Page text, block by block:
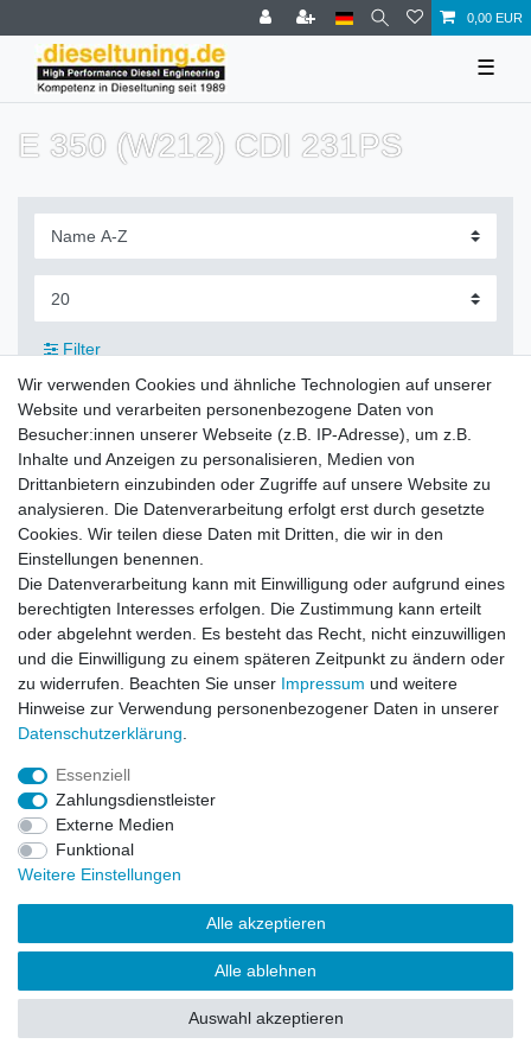
0,00 EUR
☰
E 350 (W212) CDI 231PS
Filter
Zahlung und Versand
Daten­schutz­erklärung
Barrierefreiheitserklärung Widerrufs­recht
Vertrag widerrufen
© Copyright 2026 | Alle Rechte vorbehalten.
Wir verwenden Cookies und ähnliche Technologien auf unserer
Website und verarbeiten personenbezogene Daten von
Besucher:innen unserer Webseite (z.B. IP-Adresse), um z.B.
Inhalte und Anzeigen zu personalisieren, Medien von
Drittanbietern einzubinden oder Zugriffe auf unsere Website zu
analysieren. Die Datenverarbeitung erfolgt erst durch gesetzte
Cookies. Wir teilen diese Daten mit Dritten, die wir in den
Einstellungen benennen.
Die Datenverarbeitung kann mit Einwilligung oder aufgrund eines
berechtigten Interesses erfolgen. Die Zustimmung kann erteilt
oder abgelehnt werden. Es besteht das Recht, nicht einzuwilligen
und die Einwilligung zu einem späteren Zeitpunkt zu ändern oder
zu widerrufen. Beachten Sie unser Impressum und weitere
Hinweise zur Verwendung personenbezogener Daten in unserer
Daten­schutz­erklärung
Essenziell
Zahlungsdienstleister
Externe Medien
Funktional
Weitere Einstellungen
Alle akzeptieren
Alle ablehnen
Auswahl akzeptieren